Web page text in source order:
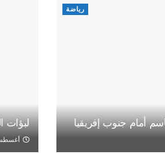
رياضة
أمام جنوب إفريقيا لبؤات
أغسطس 8,